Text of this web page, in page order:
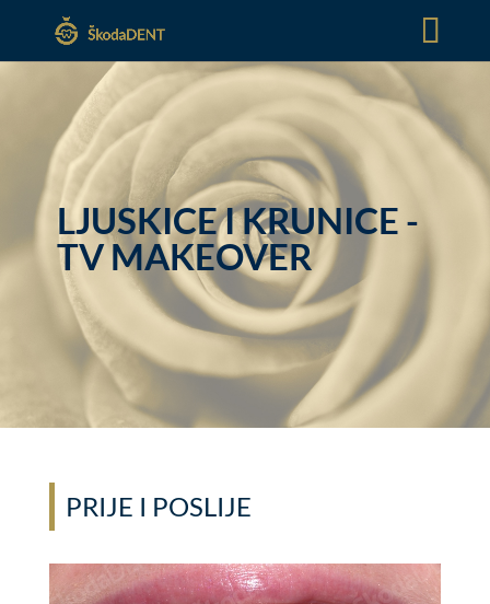
LJUSKICE I KRUNICE -
TV MAKEOVER
PRIJE I POSLIJE